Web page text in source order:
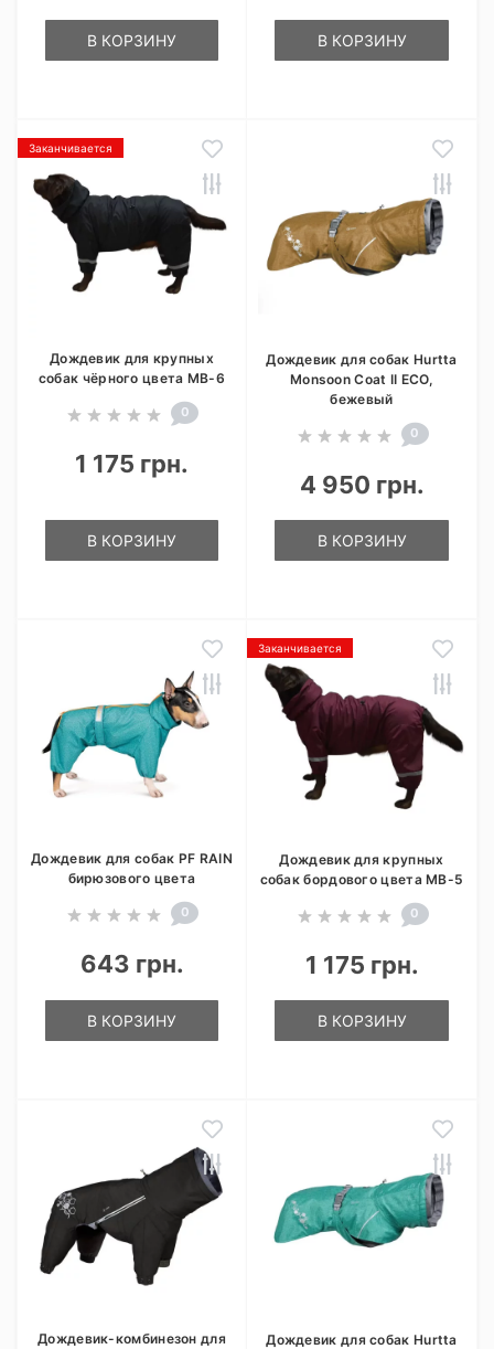
В КОРЗИНУ В КОРЗИНУ
Заканчивается
Дождевик для крупных
собак чёрного цвета MB-6
0
1 175 грн.
В КОРЗИНУ
Дождевик для собак Hurtta
Monsoon Coat II ECO,
бежевый
0
4 950 грн.
В КОРЗИНУ
Дождевик для собак PF RAIN
бирюзового цвета
0
643 грн.
В КОРЗИНУ
Заканчивается
Дождевик для крупных
собак бордового цвета MB-5
0
1 175 грн.
В КОРЗИНУ
Дождевик-комбинезон для
Дождевик для собак Hurtta